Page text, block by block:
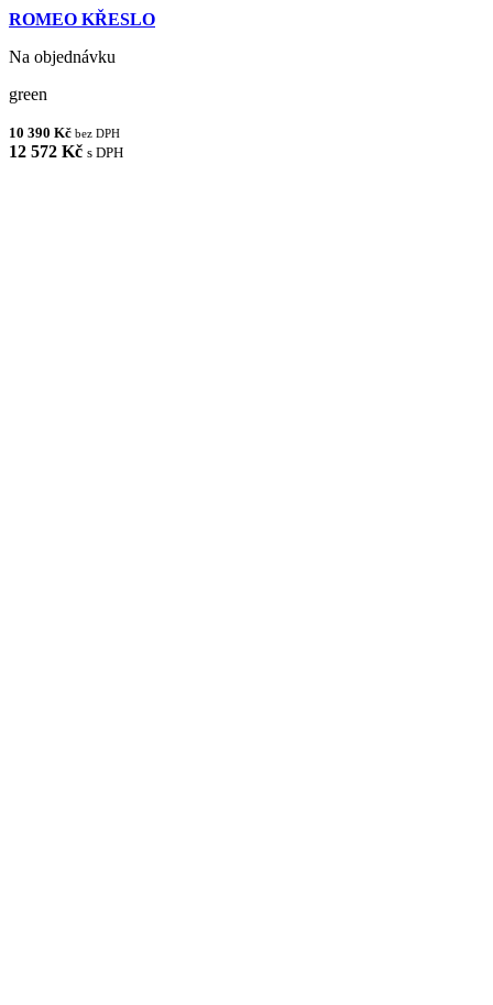
ROMEO KŘESLO
Na objednávku
green
10 390 Kč bez DPH
12 572 Kč s DPH